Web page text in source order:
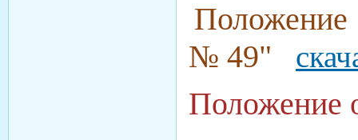
Положение
№ 49"
Положение